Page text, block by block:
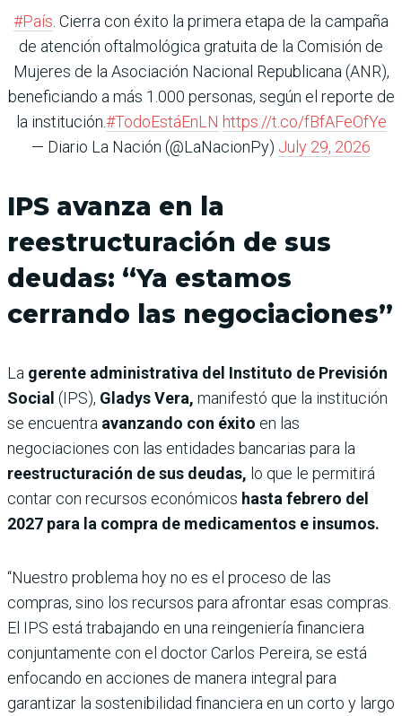
#País. Cierra con éxito la primera etapa de la campaña
de atención oftalmológica gratuita de la Comisión de
Mujeres de la Asociación Nacional Republicana (ANR),
beneficiando a más 1.000 personas, según el reporte de
la institución.#TodoEstáEnLN https://t.co/fBfAFeOfYe
— Diario La Nación (@LaNacionPy) July 29, 2026
IPS avanza en la
reestructuración de sus
deudas: “Ya estamos
cerrando las negociaciones”
La gerente administrativa del Instituto de Previsión
Social (IPS), Gladys Vera, manifestó que la institución
se encuentra avanzando con éxito en las
negociaciones con las entidades bancarias para la
reestructuración de sus deudas, lo que le permitirá
contar con recursos económicos hasta febrero del
2027 para la compra de medicamentos e insumos.
“Nuestro problema hoy no es el proceso de las
compras, sino los recursos para afrontar esas compras.
El IPS está trabajando en una reingeniería financiera
conjuntamente con el doctor Carlos Pereira, se está
enfocando en acciones de manera integral para
garantizar la sostenibilidad financiera en un corto y largo